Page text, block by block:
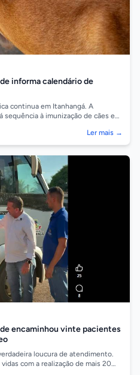
informa calendário de
continua em Itanhangá. A
sequência à imunização de cães e
Ler mais →
encaminhou vinte pacientes
loucura de atendimento.
com a realização de mais 20